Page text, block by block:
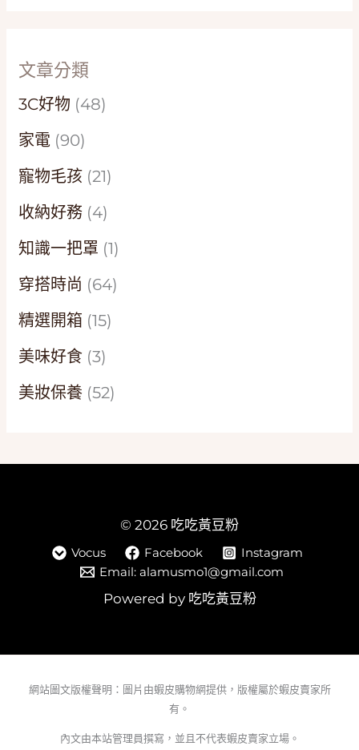
文章分類
3C好物 (48)
家電 (90)
寵物毛孩 (21)
收納好務 (4)
知識一把罩 (1)
穿搭時尚 (64)
精選開箱 (15)
美味好食 (3)
美妝保養 (52)
© 2026 吃吃黃豆粉
Vocus Facebook
Instagram
Email: alamusmo1@gmail.com
Powered by 吃吃黃豆粉
網站圖文版權聲明：圖片由蝦皮購物網提供，版權屬於蝦皮賣家所
有。
內文由本站管理員撰寫，並且不代表蝦皮賣家立場。